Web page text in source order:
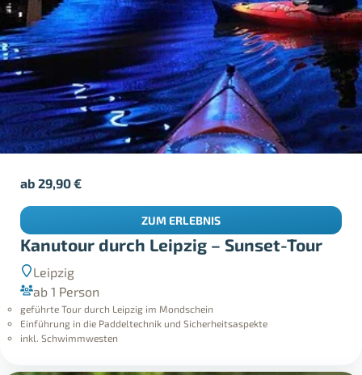
Kanutour durch Leipzig – Sunset-Tour
Leipzig
ab 1 Person
geführte Tour durch Leipzig im Mondschein
Einführung in die Paddeltechnik und Sicherheitsaspekte
inkl. Schwimmwesten
ab29,90€
ZUM ERLEBNIS